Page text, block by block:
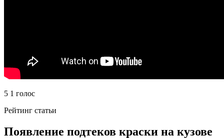
5 1 голос
Рейтинг статьи
Появление подтеков краски на кузове